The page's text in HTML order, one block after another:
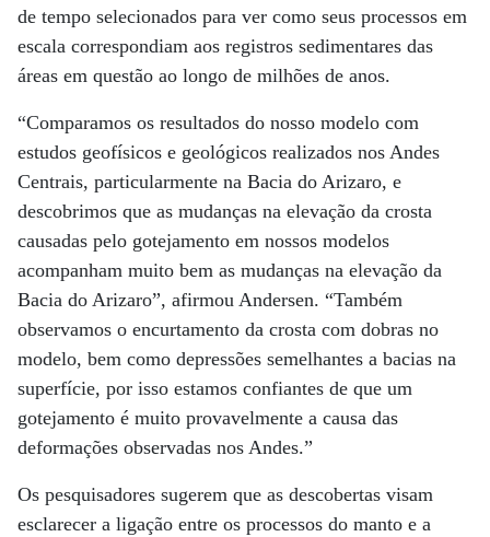
de tempo selecionados para ver como seus processos em
escala correspondiam aos registros sedimentares das
áreas em questão ao longo de milhões de anos.
“Comparamos os resultados do nosso modelo com
estudos geofísicos e geológicos realizados nos Andes
Centrais, particularmente na Bacia do Arizaro, e
descobrimos que as mudanças na elevação da crosta
causadas pelo gotejamento em nossos modelos
acompanham muito bem as mudanças na elevação da
Bacia do Arizaro”, afirmou Andersen. “Também
observamos o encurtamento da crosta com dobras no
modelo, bem como depressões semelhantes a bacias na
superfície, por isso estamos confiantes de que um
gotejamento é muito provavelmente a causa das
deformações observadas nos Andes.”
Os pesquisadores sugerem que as descobertas visam
esclarecer a ligação entre os processos do manto e a